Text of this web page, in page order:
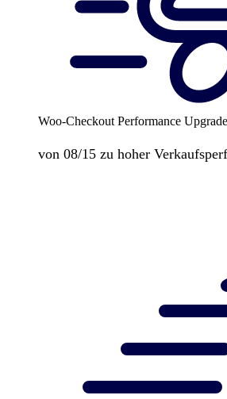
Woo-Checkout Performance Upgrade
von 08/15 zu hoher